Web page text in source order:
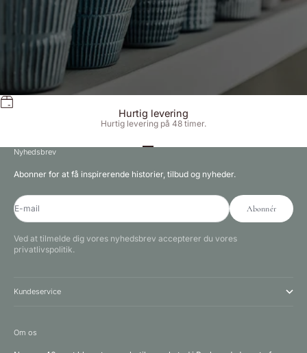
Hurtig levering
Hurtig levering på 48 timer.
Nyhedsbrev
Abonner for at få inspirerende historier, tilbud og nyheder.
E-mail Abonnér
Ved at tilmelde dig vores nyhedsbrev accepterer du vores
privatlivspolitik.
Kundeservice
Om os